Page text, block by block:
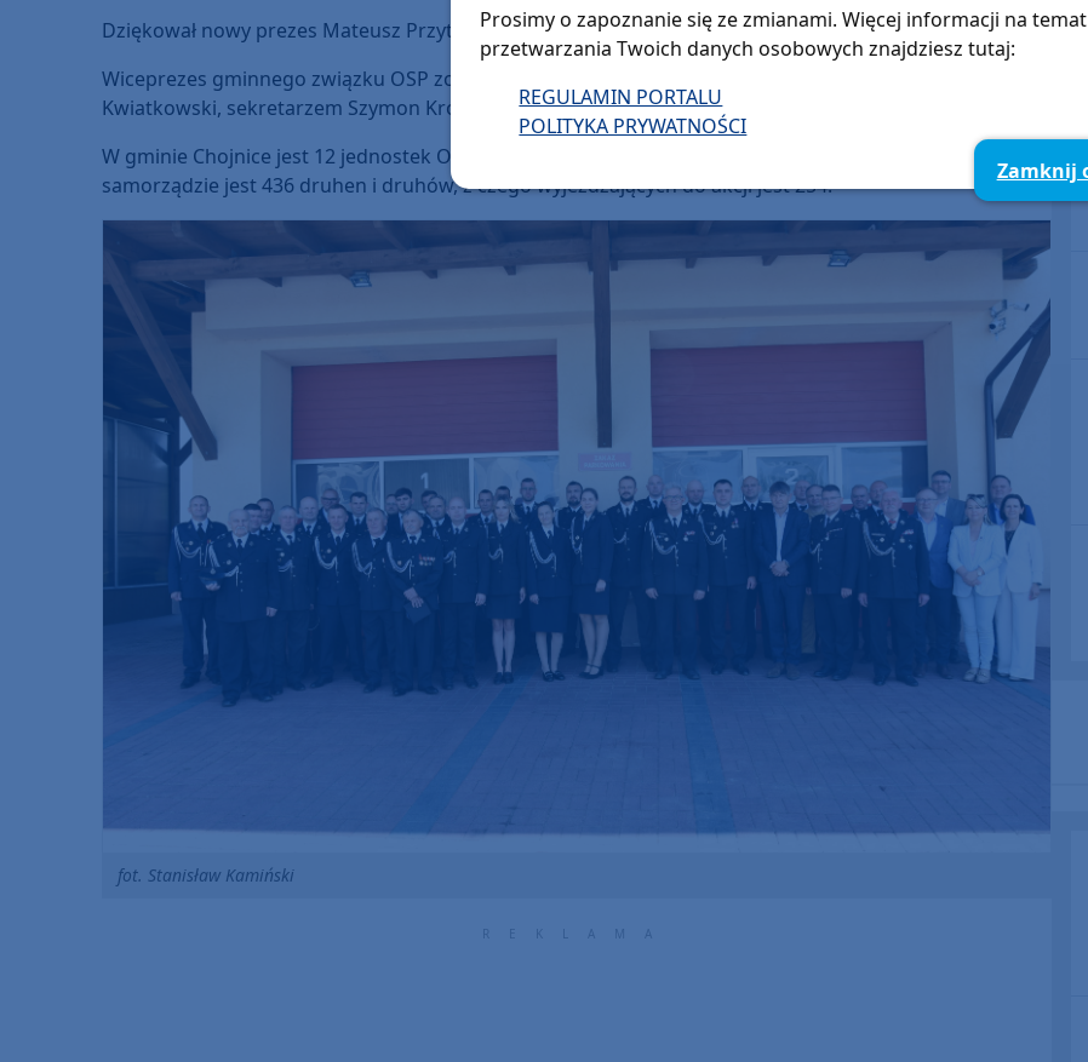
Arrow
keys
or
decrease
volume.
Dziękował nowy prezes Mateusz Przytarski.
Wiceprezes gminnego związku OSP został Józef Januszewski, komendantem gminnym Łukasz
Kwiatkowski, sekretarzem Szymon Król, a skarbniczką Marta Duszak.
W gminie Chojnice jest 12 jednostek OSP w tym 3 w Krajowym Systemie Ratowniczo-Gaśniczym. W
samorządzie jest 436 druhen i druhów, z czego wyjeżdżających do akcji jest 254.
fot. Stanisław Kamiński
Prosimy o zapoznanie się ze zmianami. Więcej informacji na temat
przetwarzania Twoich danych osobowych znajdziesz tutaj:
REGULAMIN PORTALU
POLITYKA PRYWATNOŚCI
Zamknij